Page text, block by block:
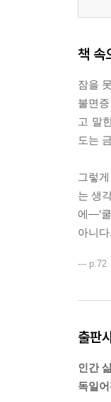
책 속
잠을
불면
고 말
도는
그렇
는 생
에―‘
아니
--- p.72
출판
인간
독일